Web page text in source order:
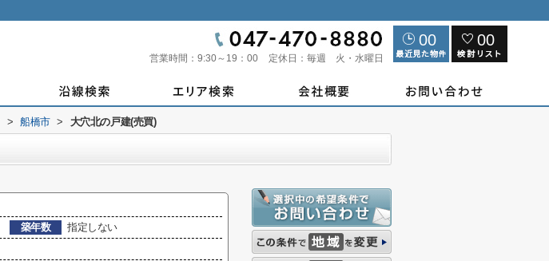
営業時間： 9:30～19：00 定休日： 毎週 火・水曜日
00 00
> 船橋市 > 大穴北の戸建(売買)
築年数
指定しない